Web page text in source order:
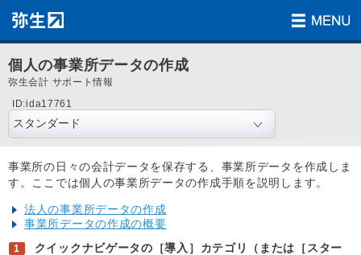
個人の事業所データの作成
弥生会計 サポート情報
ID:ida17761
事業所の日々の会計データを保存する、事業所データを作成しま
す。ここでは個人の事業所データの作成手順を説明します。
法人の事業所データの作成
事業所データの作成の概要
クイックナビゲータの［導入］カテゴリ（または［スター